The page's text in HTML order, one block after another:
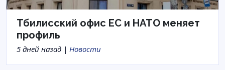
Тбилисский офис ЕС и НАТО меняет
профиль
5 дней назад | Новости